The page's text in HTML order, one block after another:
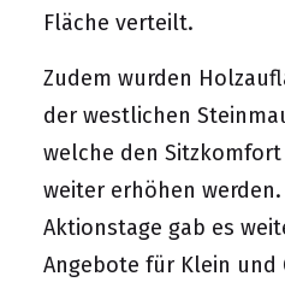
Fläche verteilt.
Zudem wurden
der westlichen
welche den
weiter erhöhen
Aktionstage gab es
Angebote für Klein und